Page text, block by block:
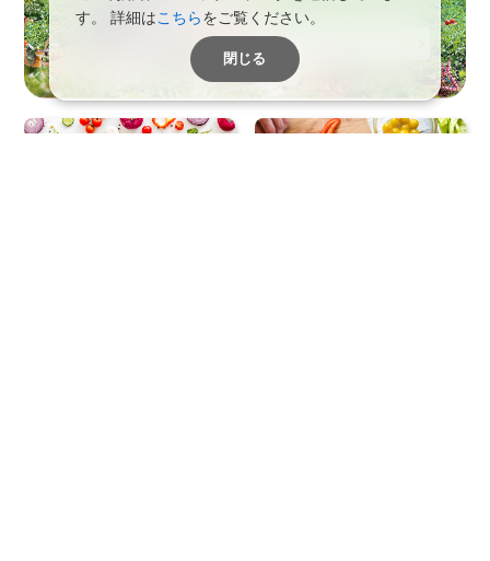
す。 詳細はこちらをご覧ください。
閉じる